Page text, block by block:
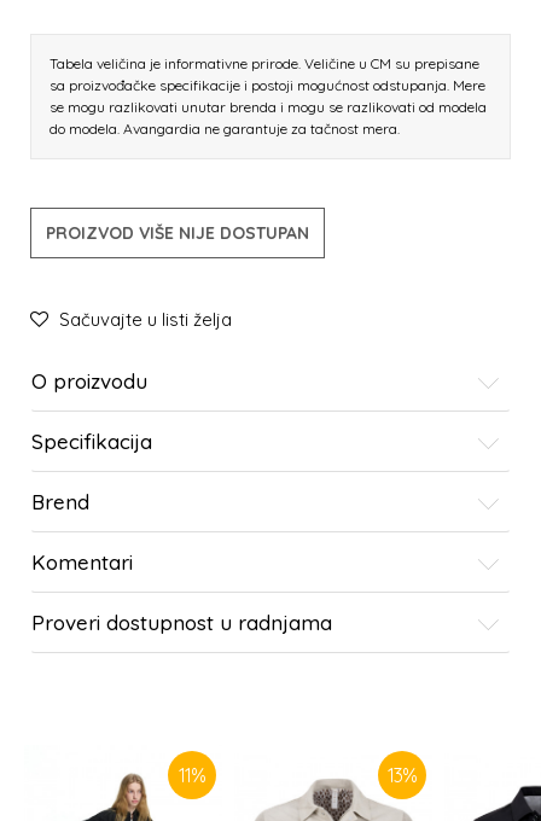
Tabela veličina je informativne prirode. Veličine u CM su prepisane
sa proizvođačke specifikacije i postoji mogućnost odstupanja. Mere
se mogu razlikovati unutar brenda i mogu se razlikovati od modela
do modela. Avangardia ne garantuje za tačnost mera.
PROIZVOD VIŠE NIJE DOSTUPAN
Sačuvajte u listi želja
O proizvodu
Specifikacija
Brend
Komentari
Proveri dostupnost u radnjama
11% 13%